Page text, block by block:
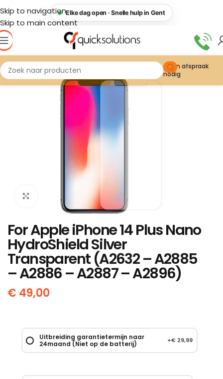
Elke dag open · Snelle hulp in Gent
Skip to navigation
Skip to main content
Geen afspraak
nodig
Click to enlarge
For Apple iPhone 14 Plus Nano
HydroShield Silver
Transparent (A2632 – A2885
– A2886 – A2887 – A2896)
€ 49,00
Uitbreiding garantietermijn naar
24maand (Niet op de batterij)
+€ 29,99